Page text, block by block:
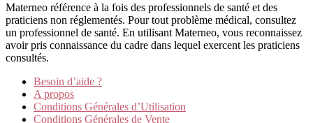
Materneo référence à la fois des professionnels de santé et des
praticiens non réglementés. Pour tout problème médical, consultez
un professionnel de santé. En utilisant Materneo, vous reconnaissez
avoir pris connaissance du cadre dans lequel exercent les praticiens
consultés.
Besoin d’aide ?
A propos
Conditions Générales d’Utilisation
Conditions Générales de Vente